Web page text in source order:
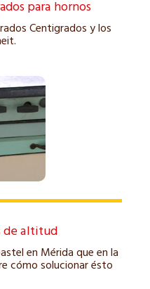
para hornos
Centigrados y los
de altitud
en Mérida que en la
cómo solucionar ésto